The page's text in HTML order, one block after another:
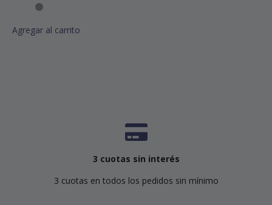
Agregar al carrito
3 cuotas sin interés
3 cuotas en todos los pedidos sin mínimo